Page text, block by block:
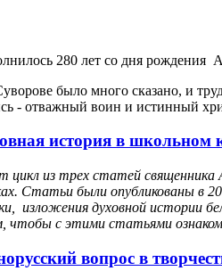
280 лет со дня рождения
было много сказано, и
- отважный воин и истинный
история в школьном
цикл из трех статей
Статьи были опубликованы в
изложения духовной истории
чтобы с этими статьями
вопрос в